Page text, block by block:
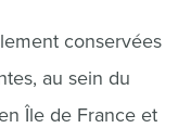
conservées
au sein du
Île de France et